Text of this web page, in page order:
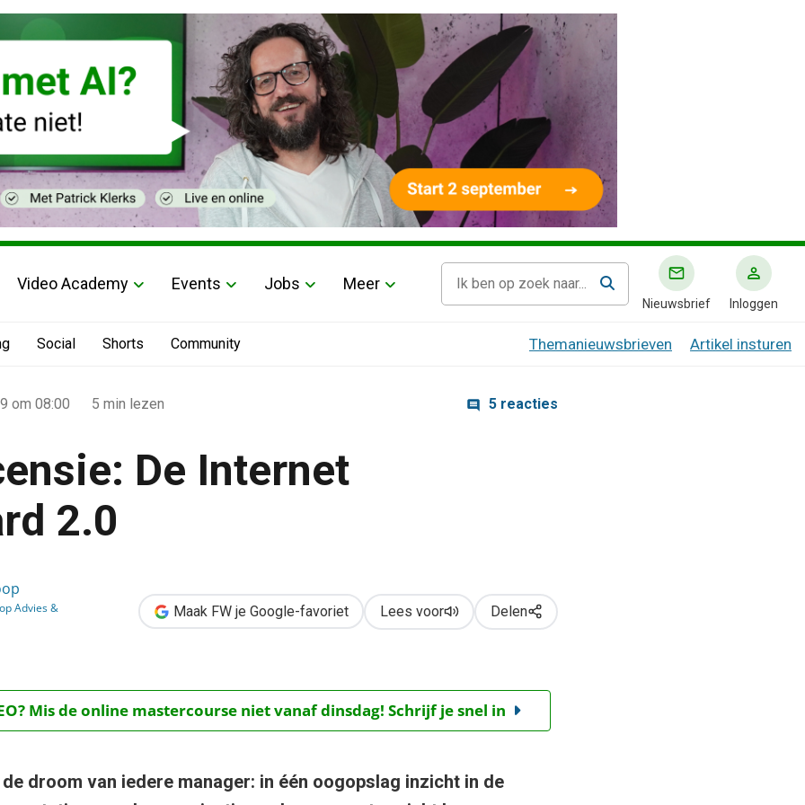
Video Academy Events Jobs Meer
Nieuwsbrief Inloggen
Social Shorts Community Themanieuwsbrieven Artikel insturen
om 08:00 5 min lezen 5 reacties
De Internet
2.0
Advies &
Maak FW je Google-favoriet Lees voor Delen
Mis de online mastercourse niet vanaf dinsdag! Schrijf je snel in
droom van iedere manager: in één oogopslag inzicht in de